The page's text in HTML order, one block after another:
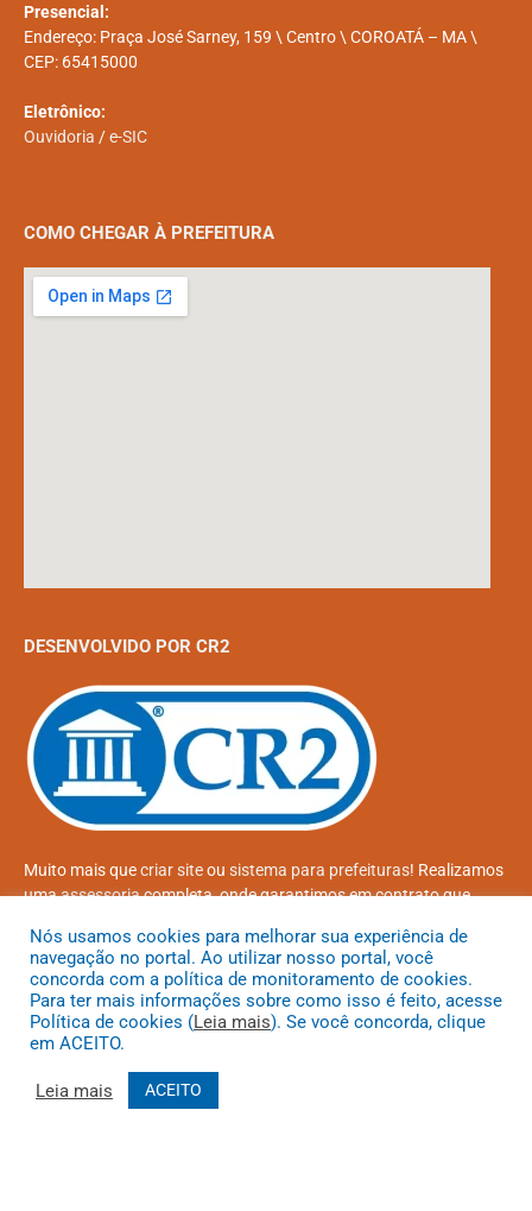
Presencial:
Endereço: Praça José Sarney, 159 \ Centro \ COROATÁ – MA \
CEP: 65415000
Eletrônico:
Ouvidoria /e-SIC
COMO CHEGAR À PREFEITURA
DESENVOLVIDO POR CR2
Muito mais quecriar siteou sistema para prefeituras! Realizamos
umaassessoriacompleta, onde garantimos em contrato que
atendidas.
Conheça oPNTPe oRadar da Transparência Pública
Todos os direitos reservados a Prefeitura Municipal de Coroatá
Nós usamos cookies para melhorar sua experiência de
navegação no portal. Ao utilizar nosso portal, você
concorda com a política de monitoramento de cookies.
Para ter mais informações sobre como isso é feito, acesse
Política de cookies (Leia mais). Se você concorda, clique
em ACEITO.
Leia mais ACEITO